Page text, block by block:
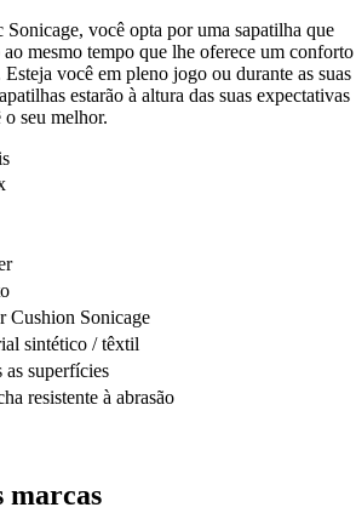
Sonicage, você opta por uma sapatilha que
ao mesmo tempo que lhe oferece um conforto
você em pleno jogo ou durante as suas
estarão à altura das suas expectativas
seu melhor.
Cushion Sonicage
sintético / têxtil
as superfícies
resistente à abrasão
marcas